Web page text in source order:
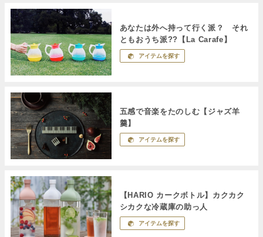
あなたは外へ持って行く派？ それ
ともおうち派??【La Carafe】
アイテムを探す
五感で音楽をたのしむ【ジャズ羊
羹】
アイテムを探す
【HARIO カークボトル】カクカク
シカクな冷蔵庫の助っ人
アイテムを探す